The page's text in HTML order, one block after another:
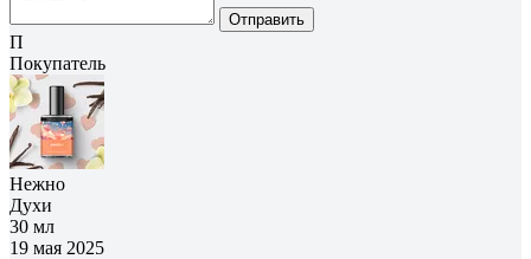
Отправить
П
Покупатель
Нежно
Духи
30 мл
19 мая 2025